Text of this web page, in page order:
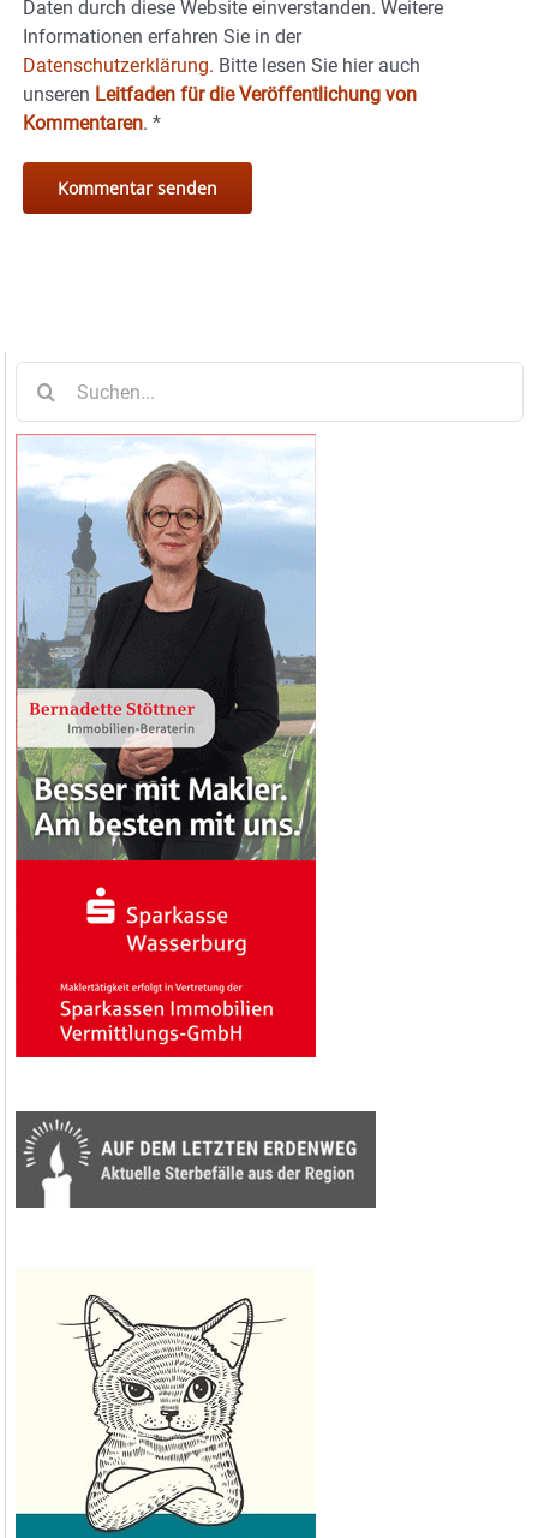
Daten durch diese Website einverstanden. Weitere
Informationen erfahren Sie in der
Datenschutzerklärung. Bitte lesen Sie hier auch
unseren Leitfaden für die Veröffentlichung von
Kommentaren. *
nach: